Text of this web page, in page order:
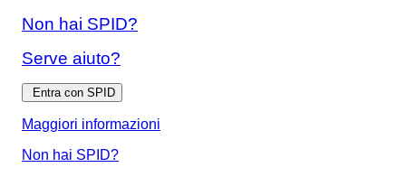
Non hai SPID?
Serve aiuto?
Entra con SPID
Maggiori informazioni
Non hai SPID?